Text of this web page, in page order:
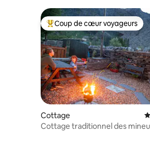
Coups de cœur voyageurs les
Coup de cœur voyageurs
Cottage
Cottage traditionnel des